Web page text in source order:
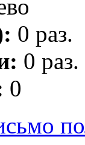
0 раз.
0 раз.
0